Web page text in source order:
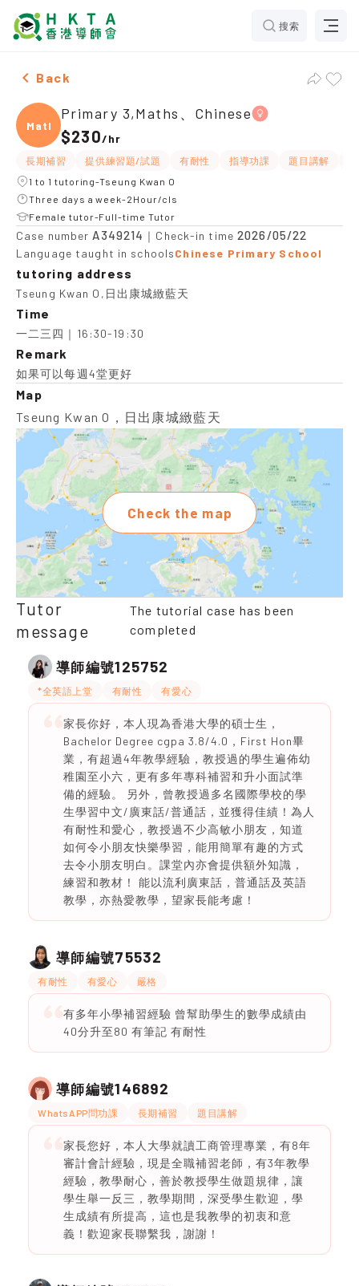
搜索
Female Primary 3,Maths、Chinese，Tseung Kwan O
Back
Maths
Primary 3,Maths、Chinese
$230/hr
長期補習 提供練習題/試題 有耐性 指導功課 題目講解
1 to 1 tutoring-Tseung Kwan O
Three days a week-2Hour/cls
Female tutor-Full-time Tutor
Case number A349214 ｜Check-in time2026/05/22
Language taught in schoolsChinese Primary School
tutoring address
Tseung Kwan O,日出康城緻藍天
Time
一二三四｜16:30-19:30
Remark
如果可以每週4堂更好
Map
Tseung Kwan O，日出康城緻藍天
Check the map
Tutor
message
The tutorial case has been
completed
導師編號125752
*全英語上堂 有耐性 有愛心
家長你好，本人現為香港大學的碩士生，
Bachelor Degree cgpa 3.8/4.0，First Hon畢
業，有超過4年教學經驗，教授過的學生遍佈幼
稚園至小六，更有多年專科補習和升小面試準
備的經驗。 另外，曾教授過多名國際學校的學
生學習中文/廣東話/普通話，並獲得佳績！為人
有耐性和愛心，教授過不少高敏小朋友，知道
如何令小朋友快樂學習，能用簡單有趣的方式
去令小朋友明白。課堂內亦會提供額外知識，
練習和教材！ 能以流利廣東話，普通話及英語
教學，亦熱愛教學，望家長能考慮！
導師編號75532
有耐性 有愛心 嚴格
有多年小學補習經驗 曾幫助學生的數學成績由
40分升至80 有筆記 有耐性
導師編號146892
WhatsAPP問功課 長期補習 題目講解
家長您好，本人大學就讀工商管理專業，有8年
審計會計經驗，現是全職補習老師，有3年教學
經驗，教學耐心，善於教授學生做題規律，讓
學生舉一反三，教學期間，深受學生歡迎，學
生成績有所提高，這也是我教學的初衷和意
義！歡迎家長聯繫我，謝謝！